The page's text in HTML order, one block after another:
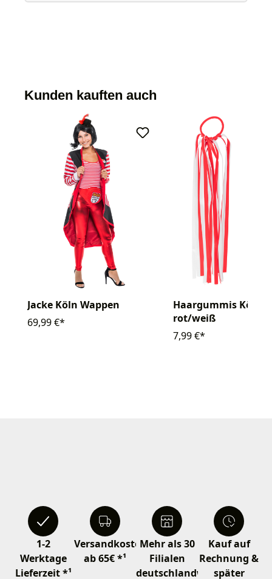
Kunden kauften auch
Jacke Köln Wappen
69,99 €*
Haargummis Kölle
rot/weiß
7,99 €*
1-2
Werktage
Lieferzeit *¹
Versandkostenfrei
ab 65€ *¹
Mehr als 30
Filialen
deutschlandweit
Kauf auf
Rechnung &
später